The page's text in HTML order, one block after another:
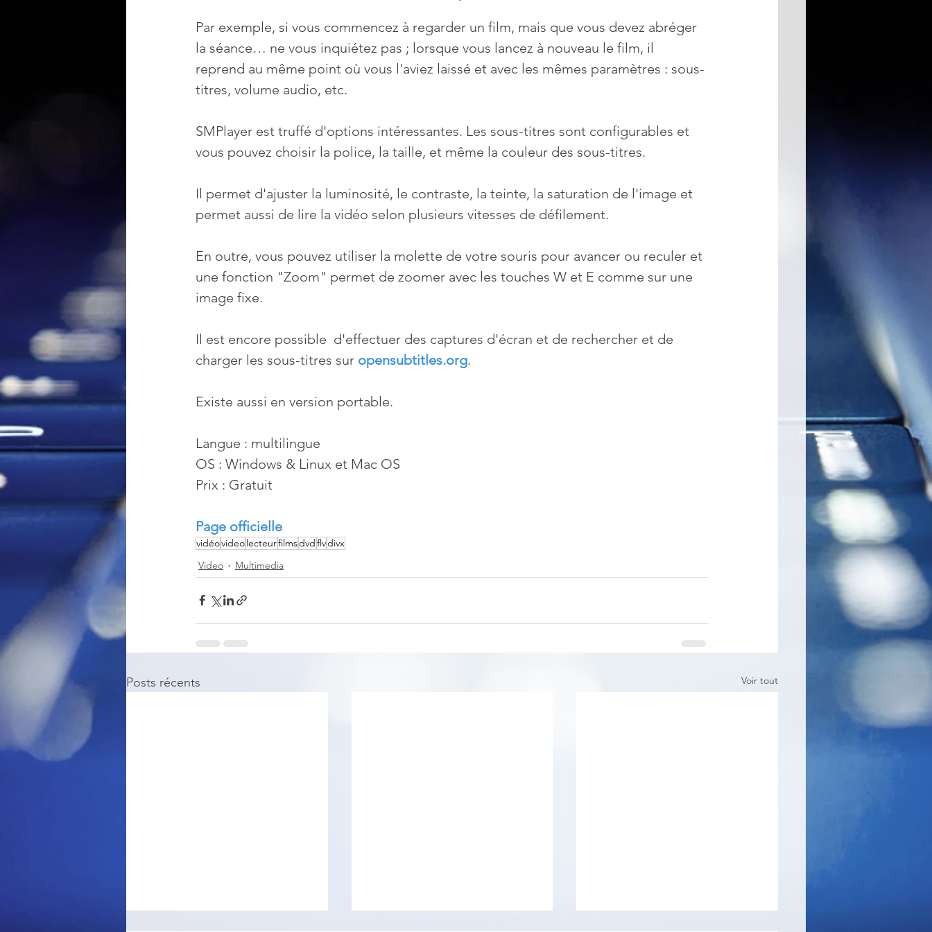
Par exemple, si vous commencez à regarder un film, mais que vous devez abréger
la séance… ne vous inquiétez pas ; lorsque vous lancez à nouveau le film, il
reprend au même point où vous l'aviez laissé et avec les mêmes paramètres : sous-
titres, volume audio, etc.
SMPlayer est truffé d'options intéressantes. Les sous-titres sont configurables et
vous pouvez choisir la police, la taille, et même la couleur des sous-titres.
Il permet d'ajuster la luminosité, le contraste, la teinte, la saturation de l'image et
permet aussi de lire la vidéo selon plusieurs vitesses de défilement.
En outre, vous pouvez utiliser la molette de votre souris pour avancer ou reculer et
une fonction "Zoom" permet de zoomer avec les touches W et E comme sur une
image fixe.
Il est encore possible  d'effectuer des captures d'écran et de rechercher et de
charger les sous-titres sur opensubtitles.org.
Existe aussi en version portable.
Langue : multilingue
OS : Windows & Linux et Mac OS
Prix : Gratuit
Page officielle
vidéovideolecteurfilmsdvdflvdivx
Video
Multimedia
Posts récents Voir tout